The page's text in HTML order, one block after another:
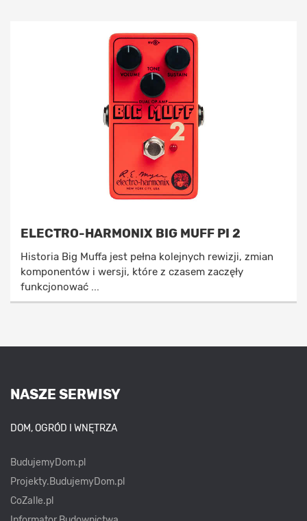
ELECTRO-HARMONIX BIG MUFF PI 2
Historia Big Muffa jest pełna kolejnych rewizji, zmian
komponentów i wersji, które z czasem zaczęły
funkcjonować ...
NASZE SERWISY
DOM, OGRÓD I WNĘTRZA
BudujemyDom.pl
Projekty.BudujemyDom.pl
CoZaIle.pl